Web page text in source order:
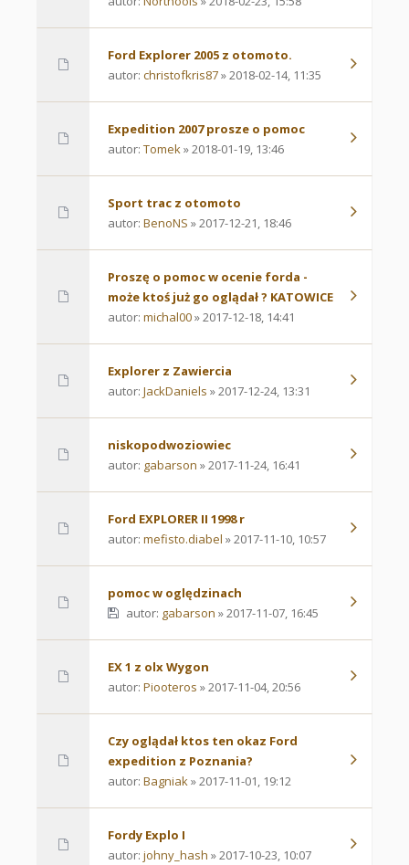
Ford Explorer 2005 z otomoto.
autor: christofkris87» 2018-02-14, 11:35
Expedition 2007 prosze o pomoc
autor: Tomek» 2018-01-19, 13:46
Sport trac z otomoto
autor: BenoNS » 2017-12-21, 18:46
Proszę o pomoc w ocenie forda -
może ktoś już go oglądał ? KATOWICE
autor: michal00» 2017-12-18, 14:41
Explorer z Zawiercia
autor: JackDaniels » 2017-12-24, 13:31
niskopodwoziowiec
autor: gabarson » 2017-11-24, 16:41
Ford EXPLORER II 1998 r
autor: mefisto.diabel » 2017-11-10, 10:57
pomoc w oględzinach
autor: gabarson » 2017-11-07, 16:45
EX 1 z olx Wygon
autor: Piooteros » 2017-11-04, 20:56
Czy oglądał ktos ten okaz Ford
expedition z Poznania?
autor: Bagniak» 2017-11-01, 19:12
Fordy Explo I
autor: johny_hash » 2017-10-23, 10:07